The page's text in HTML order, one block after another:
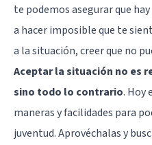
te podemos asegurar que
a hacer imposible que te
a la situación, creer que no
Aceptar la situación no es
sino todo lo contrario. Hoy
maneras y facilidades para
juventud. Aprovéchalas y